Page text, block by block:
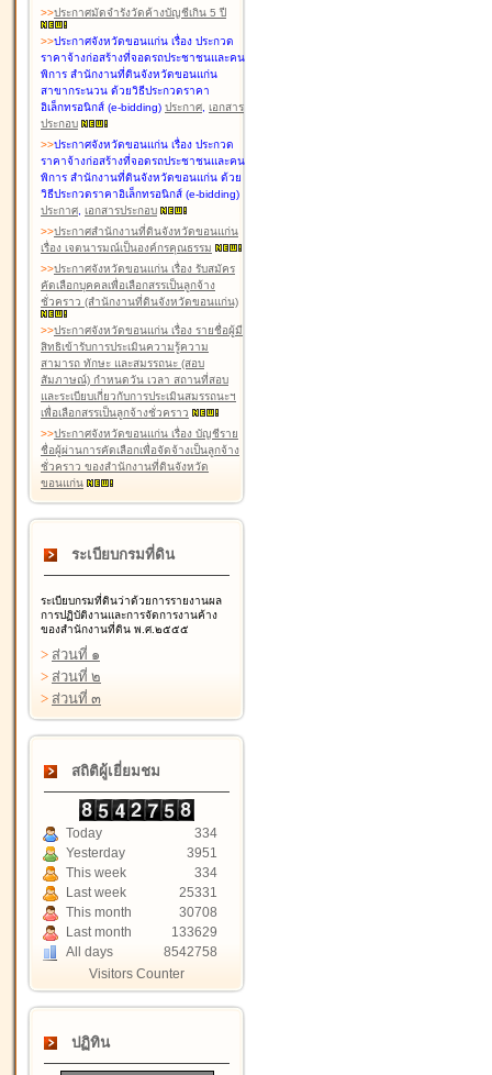
>>ประกาศมัดจำรังวัดค้างบัญชีเกิน 5 ปี
>>ประกาศจังหวัดขอนแก่น เรื่อง ประกวด
ราคาจ้างก่อสร้างที่จอดรถประชาชนและคน
พิการ สำนักงานที่ดินจังหวัดขอนแก่น
สาขากระนวน ด้วยวิธีประกวดราคา
อิเล็กทรอนิกส์ (e-bidding) ประกาศ, เอกสาร
ประกอบ
>>ประกาศจังหวัดขอนแก่น เรื่อง ประกวด
ราคาจ้างก่อสร้างที่จอดรถประชาชนและคน
พิการ สำนักงานที่ดินจังหวัดขอนแก่น ด้วย
วิธีประกวดราคาอิเล็กทรอนิกส์ (e-bidding)
ประกาศ, เอกสารประกอบ
>>ประกาศสำนักงานที่ดินจังหวัดขอนแก่น
เรื่อง เจตนารมณ์เป็นองค์กรคุณธรรม
>>ประกาศจังหวัดขอนแก่น เรื่อง รับสมัคร
คัดเลือกบุคคลเพื่อเลือกสรรเป็นลูกจ้าง
ชั่วคราว (สำนักงานที่ดินจังหวัดขอนแก่น)
>>ประกาศจังหวัดขอนแก่น เรื่อง รายชื่อผู้มี
สิทธิเข้ารับการประเมินความรู้ความ
สามารถ ทักษะ และสมรรถนะ (สอบ
สัมภาษณ์) กำหนดวัน เวลา สถานที่สอบ
และระเบียบเกี่ยวกับการประเมินสมรรถนะฯ
เพื่อเลือกสรรเป็นลูกจ้างชั่วคราว
>>ประกาศจังหวัดขอนแก่น เรื่อง บัญชีราย
ชื่อผู้ผ่านการคัดเลือกเพื่อจัดจ้างเป็นลูกจ้าง
ชั่วคราว ของสำนักงานที่ดินจังหวัด
ขอนแก่น
ระเบียบกรมที่ดิน
ระเบียบกรมที่ดินว่าด้วยการรายงานผล
การปฏิบัติงานและการจัดการงานค้าง
ของสำนักงานที่ดิน พ.ศ.๒๕๕๕
> ส่วนที่ ๑
> ส่วนที่ ๒
> ส่วนที่ ๓
สถิติผู้เยี่ยมชม
Today
334
Yesterday
3951
This week
334
Last week
25331
This month
30708
Last month
133629
All days
8542758
Visitors Counter
ปฏิทิน